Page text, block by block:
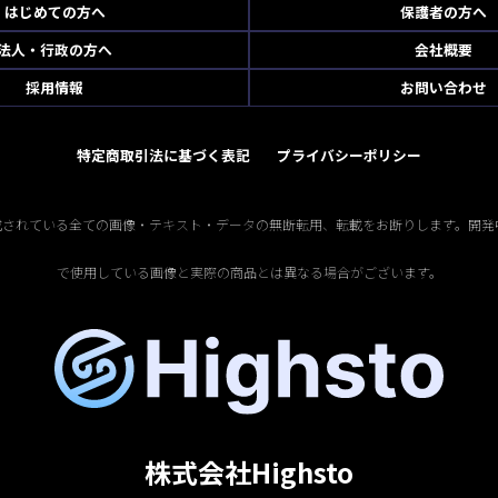
はじめての方へ
保護者の方へ
人・行政の方へ
会社概要
採用情報
お問い合わせ
特定商取引法に基づく表記 プライバシーポリシー
れている全ての画像・テキスト・データの無断転用、転載をお断りします。開
で使用している画像と実際の商品とは異なる場合がございます。
株式会社Highsto